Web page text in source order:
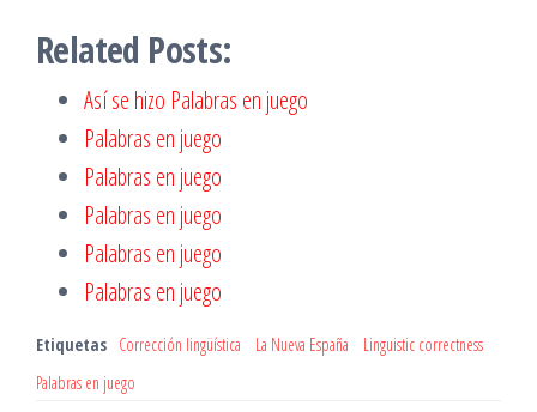
Related Posts:
Así se hizo Palabras en juego
Palabras en juego
Palabras en juego
Palabras en juego
Palabras en juego
Palabras en juego
Etiquetas Corrección lingüística La Nueva España
Linguistic correctness
Palabras en juego